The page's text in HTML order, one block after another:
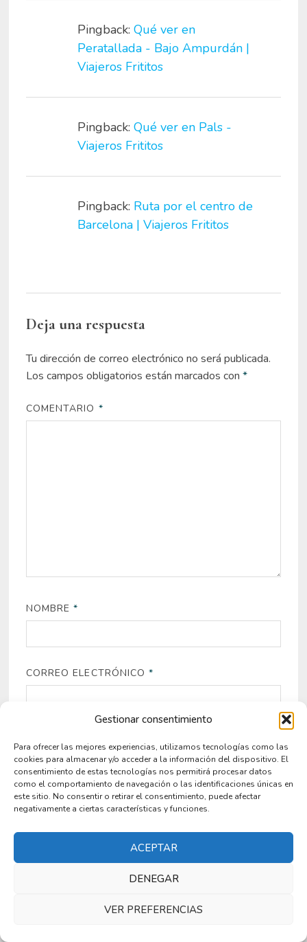
Gestionar consentimiento
Para ofrecer las mejores experiencias, utilizamos tecnologías como las
cookies para almacenar y/o acceder a la información del dispositivo. El
consentimiento de estas tecnologías nos permitirá procesar datos
como el comportamiento de navegación o las identificaciones únicas en
este sitio. No consentir o retirar el consentimiento, puede afectar
negativamente a ciertas características y funciones.
ACEPTAR
DENEGAR
VER PREFERENCIAS
Pingback: Qué ver en
Peratallada - Bajo Ampurdán |
Viajeros Frititos
Pingback: Qué ver en Pals -
Viajeros Frititos
Pingback: Ruta por el centro de
Barcelona | Viajeros Frititos
Deja una respuesta
Tu dirección de correo electrónico no será publicada.
Los campos obligatorios están marcados con *
COMENTARIO *
NOMBRE*
CORREO ELECTRÓNICO*
GUARDA MI NOMBRE, CORREO ELECTRÓNICO